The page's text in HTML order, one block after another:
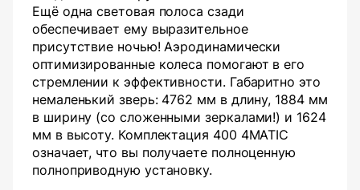
Ещё одна световая полоса сзади
обеспечивает ему выразительное
присутствие ночью! Аэродинамически
оптимизированные колеса помогают в его
стремлении к эффективности. Габаритно это
немаленький зверь: 4762 мм в длину, 1884 мм
в ширину (со сложенными зеркалами!) и 1624
мм в высоту. Комплектация 400 4MATIC
означает, что вы получаете полноценную
полноприводную установку.